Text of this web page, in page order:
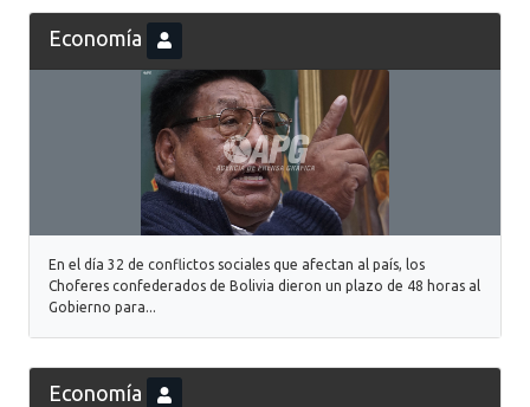
Economía
En el día 32 de conflictos sociales que afectan al país, los
Choferes confederados de Bolivia dieron un plazo de 48 horas al
Gobierno para...
Economía